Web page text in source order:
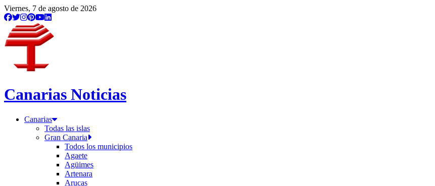
Viernes, 7 de agosto de 2026
Canarias Noticias
Canarias
Todas las islas
Gran Canaria
Todos los municipios
Agaete
Agüimes
Artenara
Arucas